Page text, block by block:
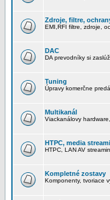
Zdroje, filtre,
EMI,RFI filtre, zdroje,
DAC
DA prevodníky si
Tuning
Úpravy komerčne
Multikanál
Viackanálovy
HTPC, media
HTPC, LAN AV
Kompletné zostavy
Komponenty, tvoriace